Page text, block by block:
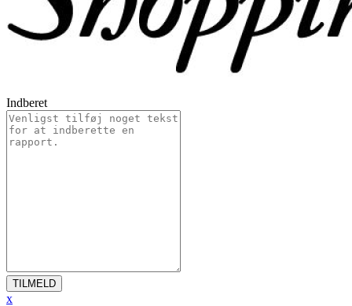
Indberet
TILMELD
x